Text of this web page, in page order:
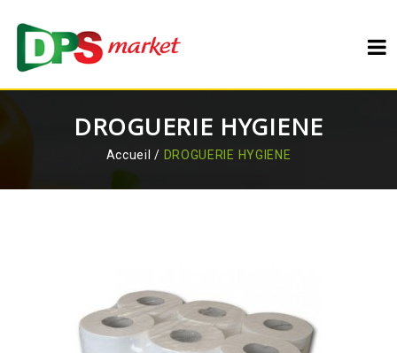
DROGUERIE HYGIENE
Accueil / DROGUERIE HYGIENE